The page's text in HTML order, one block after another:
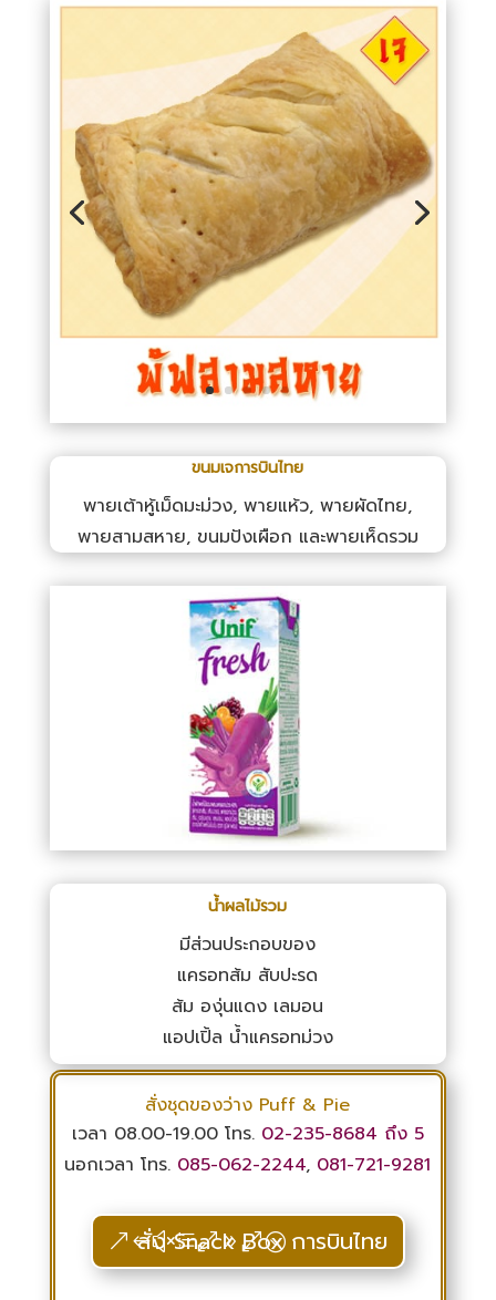
ขนมเจการบินไทย
พายเต้าหู้เม็ดมะม่วง, พายแห้ว, พายผัดไทย,
พายสามสหาย, ขนมปังเผือก และพายเห็ดรวม
น้ำผลไม้รวม
มีส่วนประกอบของ
แครอทส้ม สับปะรด
ส้ม องุ่นแดง เลมอน
แอปเปิ้ล น้ำแครอทม่วง
สั่งชุดของว่าง Puff & Pie
เวลา 08.00-19.00 โทร. 02-235-8684 ถึง 5
นอกเวลา โทร. 085-062-2244, 081-721-9281
สั่ง Snack Box การบินไทย